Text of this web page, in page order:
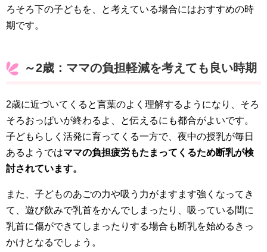
ろそろ下の子どもを、と考えている場合にはおすすめの時
期です。
～2歳：ママの負担軽減を考えても良い時期
2歳に近づいてくると言葉のよく理解するようになり、そろ
そろおっぱいが終わるよ、と伝えるにも都合がよいです。
子どもらしく活発に育ってくる一方で、夜中の授乳が毎日
あるようではママの負担疲労もたまってくるため断乳が検
討されています。
また、子どものあごの力や吸う力がますます強くなってき
て、遊び飲みで乳首をかんでしまったり、吸っている間に
乳首に傷ができてしまったりする場合も断乳を始めるきっ
かけとなるでしょう。